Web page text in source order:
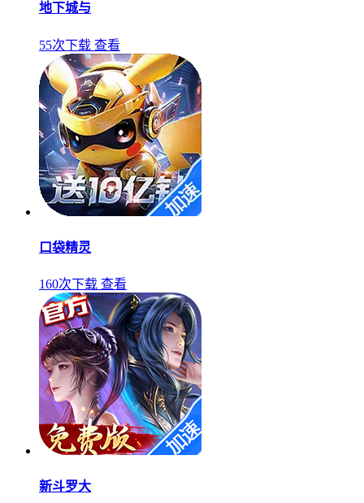
地下城与
55次下载 查看
口袋精灵
160次下载 查看
新斗罗大